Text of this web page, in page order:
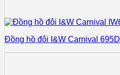
Đồng hồ đôi I&W Carnival 695D